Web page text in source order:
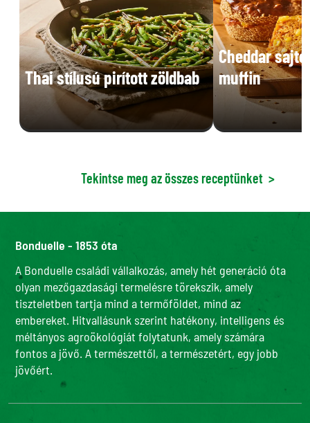
Thai stílusú pirított zöldbab
Cheddar
muffin
Tekintse meg az összes receptünket >
Bonduelle - 1853 óta
A Bonduelle családi vállalkozás, amely hét generáció óta
olyan mezőgazdasági termelésre törekszik, amely
tiszteletben tartja mind a termőföldet, mind az
embereket. Hitvallásunk szerint hatékony, intelligens és
méltányos agroökológiát folytatunk, amely számára
fontos a jövő. A természettől, a természetért, egy jobb
jövőért.